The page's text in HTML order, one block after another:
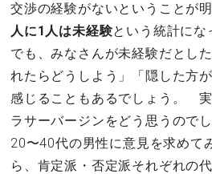
不倫・だめ男
感動
心の処方箋
カルチャー・トレンド・芸能
交渉の経験がないということが明
人に1人は未経験という統計にな
でも、みなさんが未経験だとし
れたらどうしよう」「隠した方
感じることもあるでしょう。
ラサーバージンをどう思うので
20〜40代の男性に意見を求めて
ら、肯定派・否定派それぞれの